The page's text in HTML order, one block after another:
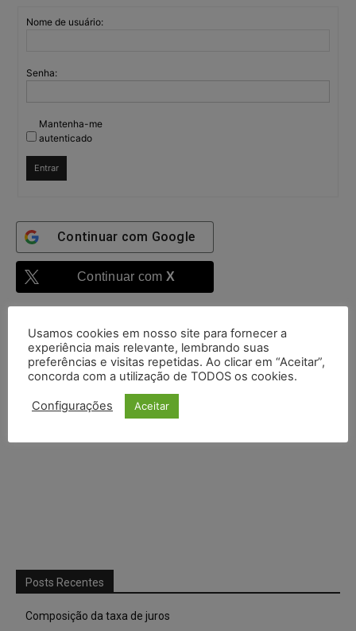
Nome de usuário:
Senha:
Mantenha-me
autenticado
Entrar
Continuar com Google
Continuar com X
Posts Recentes
Composição da taxa de juros
Usamos cookies em nosso site para fornecer a
experiência mais relevante, lembrando suas
preferências e visitas repetidas. Ao clicar em “Aceitar”,
concorda com a utilização de TODOS os cookies.
Configurações Aceitar